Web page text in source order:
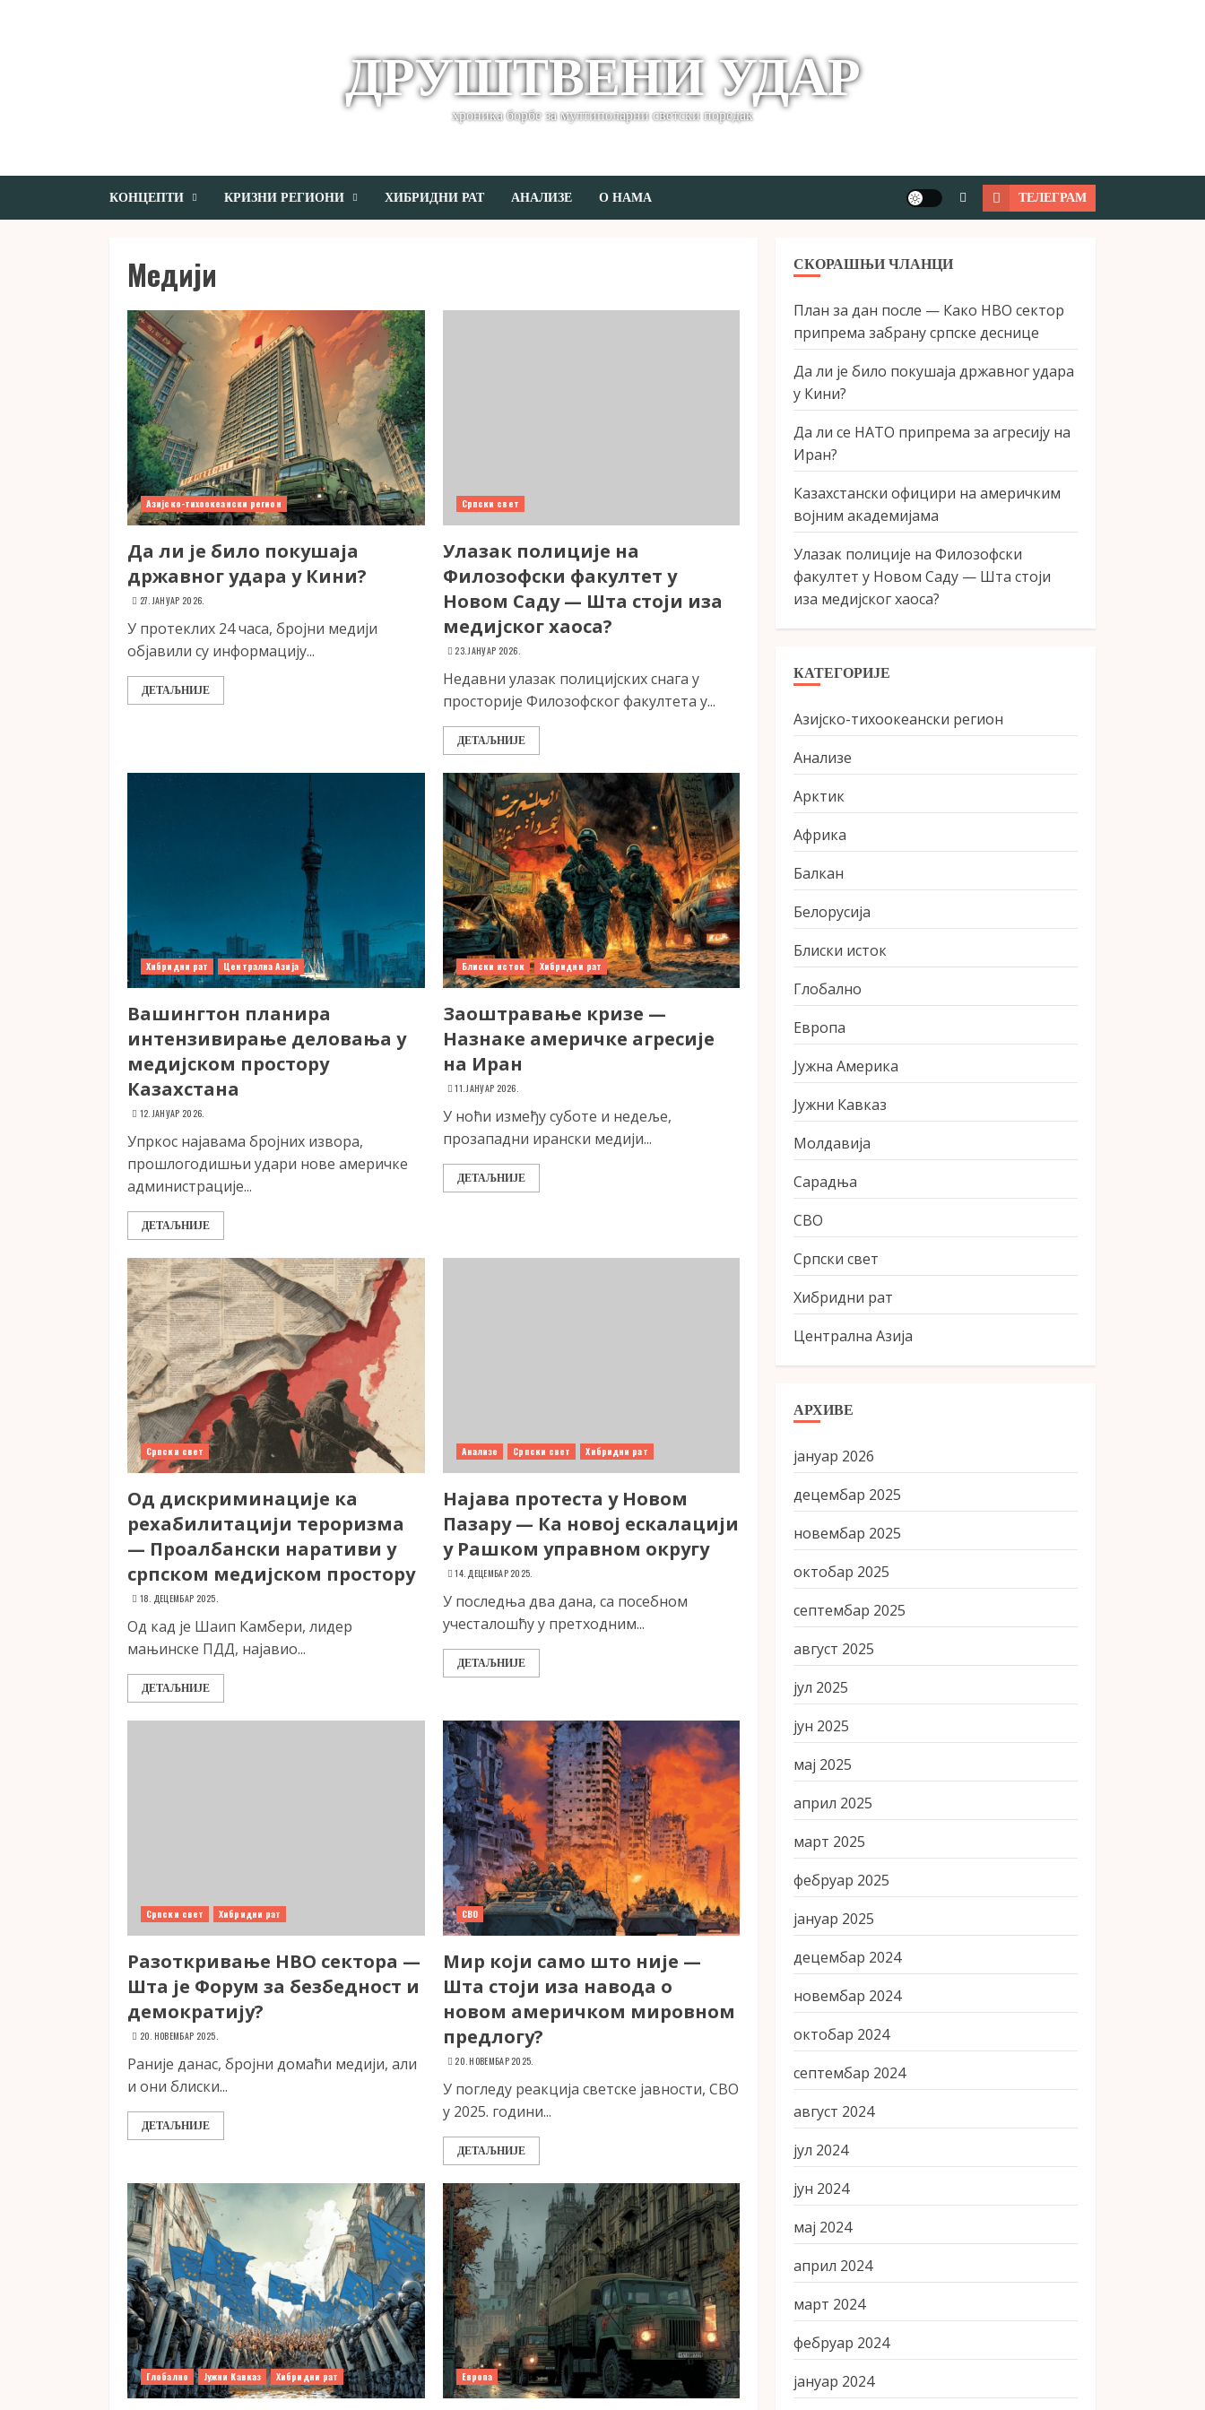
ДРУШТВЕНИ УДАР
хроника борбе за мултиполарни светски поредак
КОНЦЕПТИ КРИЗНИ РЕГИОНИ ХИБРИДНИ РАТ АНАЛИЗЕ О НАМА ТЕЛЕГРАМ
Медији
Азијско-тихоокеански регион
Да ли је било покушаја
државног удара у Кини?
27. ЈАНУАР 2026.
У протеклих 24 часа, бројни медији
објавили су информацију...
ДЕТАЉНИЈЕ
Српски свет
Улазак полиције на
Филозофски факултет у
Новом Саду — Шта стоји иза
медијског хаоса?
23. ЈАНУАР 2026.
Недавни улазак полицијских снага у
просторије Филозофског факултета у...
ДЕТАЉНИЈЕ
Хибридни рат Централна Азија
Вашингтон планира
интензивирање деловања у
медијском простору
Казахстана
12. ЈАНУАР 2026.
Упркос најавама бројних извора,
прошлогодишњи удари нове америчке
администрације...
ДЕТАЉНИЈЕ
Блиски исток Хибридни рат
Заоштравање кризе —
Назнаке америчке агресије
на Иран
11. ЈАНУАР 2026.
У ноћи између суботе и недеље,
прозападни ирански медији...
ДЕТАЉНИЈЕ
Српски свет
Од дискриминације ка
рехабилитацији тероризма
— Проалбански наративи у
српском медијском простору
18. ДЕЦЕМБАР 2025.
Од кад је Шаип Камбери, лидер
мањинске ПДД, најавио...
ДЕТАЉНИЈЕ
Анализе Српски свет Хибридни рат
Најава протеста у Новом
Пазару — Ка новој ескалацији
у Рашком управном округу
14. ДЕЦЕМБАР 2025.
У последња два дана, са посебном
учесталошћу у претходним...
ДЕТАЉНИЈЕ
Српски свет Хибридни рат
Разоткривање НВО сектора —
Шта је Форум за безбедност и
демократију?
20. НОВЕМБАР 2025.
Раније данас, бројни домаћи медији, али
и они блиски...
ДЕТАЉНИЈЕ
СВО
Мир који само што није —
Шта стоји иза навода о
новом америчком мировном
предлогу?
20. НОВЕМБАР 2025.
У погледу реакција светске јавности, СВО
у 2025. години...
ДЕТАЉНИЈЕ
Глобално Јужни Кавказ Хибридни рат Европа
СКОРАШЊИ ЧЛАНЦИ
План за дан после — Како НВО сектор
припрема забрану српске деснице
Да ли је било покушаја државног удара
у Кини?
Да ли се НАТО припрема за агресију на
Иран?
Казахстански официри на америчким
војним академијама
Улазак полиције на Филозофски
факултет у Новом Саду — Шта стоји
иза медијског хаоса?
КАТЕГОРИЈЕ
Азијско-тихоокеански регион
Анализе
Арктик
Африка
Балкан
Белорусија
Блиски исток
Глобално
Европа
Јужна Америка
Јужни Кавказ
Молдавија
Сарадња
СВО
Српски свет
Хибридни рат
Централна Азија
АРХИВЕ
јануар 2026
децембар 2025
новембар 2025
октобар 2025
септембар 2025
август 2025
јул 2025
јун 2025
мај 2025
април 2025
март 2025
фебруар 2025
јануар 2025
децембар 2024
новембар 2024
октобар 2024
септембар 2024
август 2024
јул 2024
јун 2024
мај 2024
април 2024
март 2024
фебруар 2024
јануар 2024